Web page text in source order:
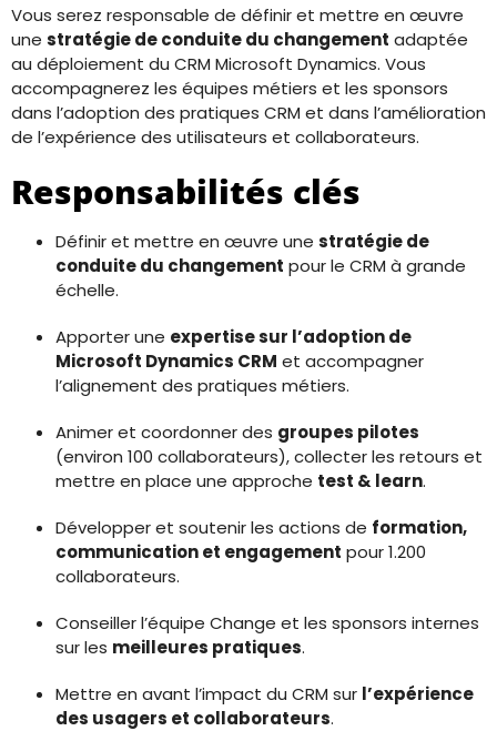
Vous serez responsable de définir et mettre en œuvre
une stratégie de conduite du changement adaptée
au déploiement du CRM Microsoft Dynamics. Vous
accompagnerez les équipes métiers et les sponsors
dans l’adoption des pratiques CRM et dans l’amélioration
de l’expérience des utilisateurs et collaborateurs.
Responsabilités clés
Définir et mettre en œuvre une stratégie de
conduite du changement pour le CRM à grande
échelle.
Apporter une expertise sur l’adoption de
Microsoft Dynamics CRM et accompagner
l’alignement des pratiques métiers.
Animer et coordonner des groupes pilotes
(environ 100 collaborateurs), collecter les retours et
mettre en place une approche test & learn.
Développer et soutenir les actions de formation,
communication et engagement pour 1.200
collaborateurs.
Conseiller l’équipe Change et les sponsors internes
sur les meilleures pratiques.
Mettre en avant l’impact du CRM sur l’expérience
des usagers et collaborateurs.